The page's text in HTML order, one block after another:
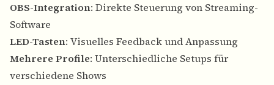
OBS-Integration: Direkte Steuerung von Streaming-
Software
LED-Tasten: Visuelles Feedback und Anpassung
Mehrere Profile: Unterschiedliche Setups für
verschiedene Shows